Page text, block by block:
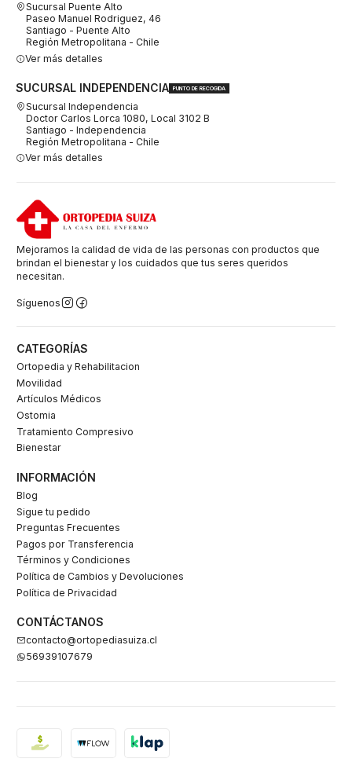
Sucursal Puente Alto
Paseo Manuel Rodriguez, 46
Santiago - Puente Alto
Región Metropolitana - Chile
Ver más detalles
SUCURSAL INDEPENDENCIA PUNTO DE RECOGIDA
Sucursal Independencia
Doctor Carlos Lorca 1080, Local 3102 B
Santiago - Independencia
Región Metropolitana - Chile
Ver más detalles
Mejoramos la calidad de vida de las personas con productos que
brindan el bienestar y los cuidados que tus seres queridos
necesitan.
Síguenos
CATEGORÍAS
Ortopedia y Rehabilitacion
Movilidad
Artículos Médicos
Ostomia
Tratamiento Compresivo
Bienestar
INFORMACIÓN
Blog
Sigue tu pedido
Preguntas Frecuentes
Pagos por Transferencia
Términos y Condiciones
Política de Cambios y Devoluciones
Política de Privacidad
CONTÁCTANOS
contacto@ortopediasuiza.cl
56939107679